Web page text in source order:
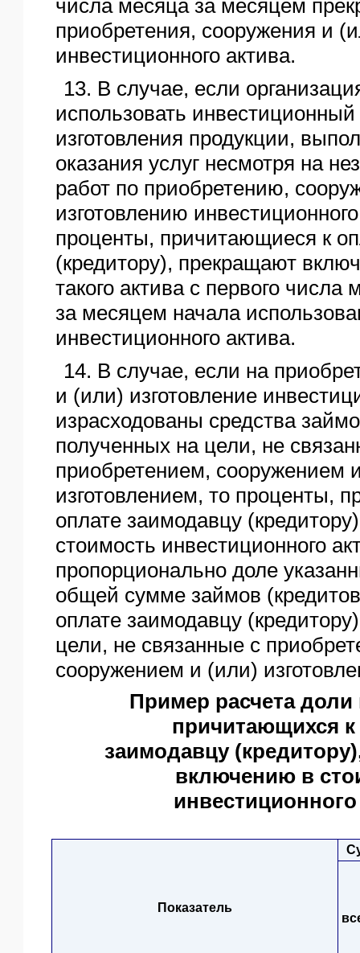
числа месяца за месяцем
приобретения, сооружения и
инвестиционного актива.
13. В случае, если
использовать
изготовления продукции,
оказания услуг несмотря на
работ по приобретению,
изготовлению
проценты, причитающиеся к
(кредитору), прекращают
такого актива с первого
за месяцем начала
инвестиционного актива.
14. В случае, если на
и (или) изготовление
израсходованы средства
полученных на цели, не
приобретением, сооружением
изготовлением, то проценты,
оплате заимодавцу
стоимость инвестиционного
пропорционально доле
общей сумме займов
оплате заимодавцу
цели, не связанные с
сооружением и (или)
Пример расчета доли
причитающихся к
заимодавцу
включению в
инвестиционного
Показатель